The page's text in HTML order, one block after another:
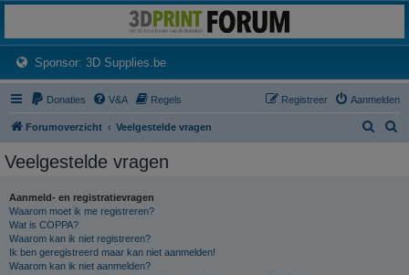
Het 3D print forum van de Benelux na de sluiting van 3dprintforum.nl
Sponsor: 3D Supplies.be(Opens a new tab)
Donaties V&A Regels Aanmelden
Registreer
Forumoverzicht Veelgestelde vragen
Veelgestelde vragen
Aanmeld- en registratievragen
Waarom moet ik me registreren?
Wat is COPPA?
Waarom kan ik niet registreren?
Ik ben geregistreerd maar kan niet aanmelden!
Waarom kan ik niet aanmelden?